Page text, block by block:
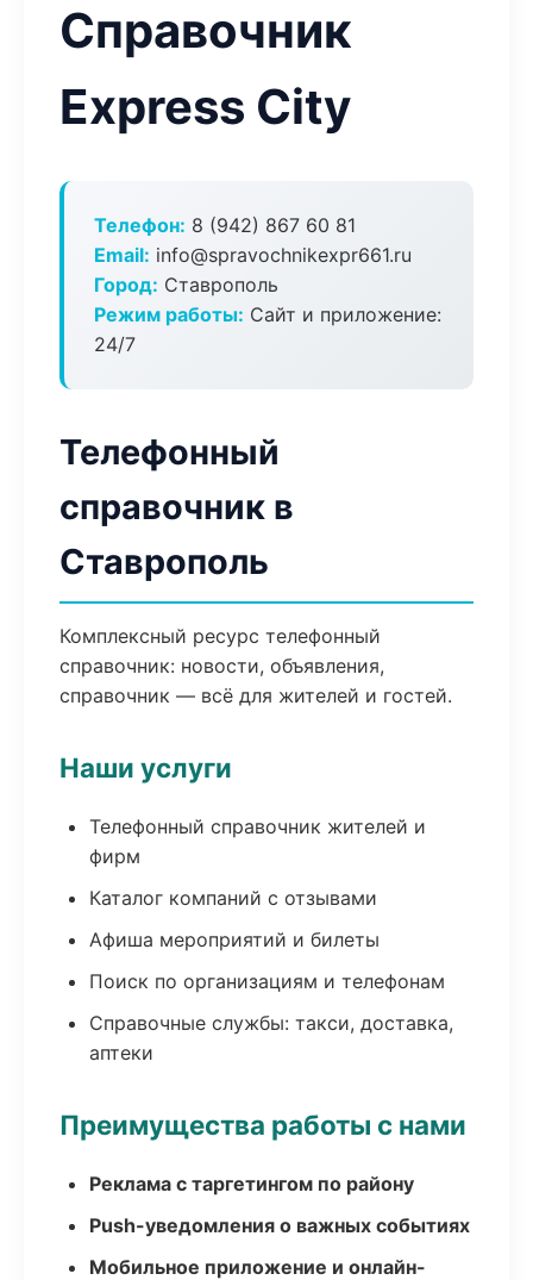
Справочник
Express City
Телефон: 8 (942) 867 60 81
Email: info@spravochnikexpr661.ru
Город: Ставрополь
Режим работы: Сайт и приложение:
24/7
Телефонный
справочник в
Ставрополь
Комплексный ресурс телефонный
справочник: новости, объявления,
справочник — всё для жителей и гостей.
Наши услуги
Телефонный справочник жителей и
фирм
Каталог компаний с отзывами
Афиша мероприятий и билеты
Поиск по организациям и телефонам
Справочные службы: такси, доставка,
аптеки
Преимущества работы с нами
Реклама с таргетингом по району
Push-уведомления о важных событиях
Мобильное приложение и онлайн-